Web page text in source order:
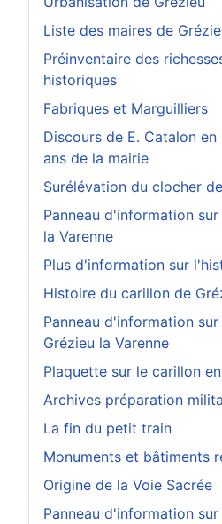
Liste des maires de
Préinventaire des
historiques
Fabriques et Marguilliers
Discours de E. Catalon
ans de la mairie
Surélévation du clocher
Panneau d'information
la Varenne
Plus d'information sur
Histoire du carillon de
Panneau d'information
Grézieu la Varenne
Plaquette sur le carillon
Archives préparation
La fin du petit train
Monuments et bâtiments
Origine de la Voie Sacrée
Panneau d'information